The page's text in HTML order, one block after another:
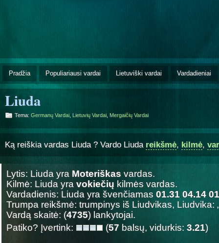
Pradžia Populiariausi vardai Lietuviški vardai Vardadieniai
Liuda
Tema: Germanų Vardai Lietuvių Vardai Mergaičių Vardai
Ką reiškia vardas Liuda ? Vardo Liuda reikšmė, kilmė,
Lytis: Liuda yra Moteriškas vardas.
Kilmė: Liuda yra vokiečių kilmės vardas.
Vardadienis: Liuda yra švenčiamas 01.31 04.14
Trumpa reikšmė: trumpinys iš Liudvikas, Liudvika:
Vardą skaitė: (4735) lankytojai.
Patiko? Įvertink:
(57 balsų, vidurkis: 3.21)